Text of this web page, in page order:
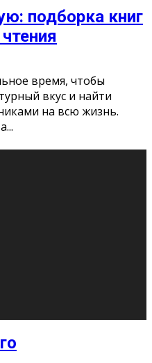
подборка книг
время, чтобы
вкус и найти
на всю жизнь.
...